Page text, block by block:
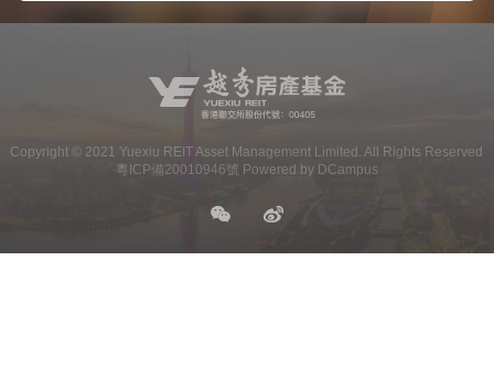
Copyright © 2021 Yuexiu REIT Asset Management Limited. All Rights Reserved
粵ICP備20010946號 Powered by DCampus